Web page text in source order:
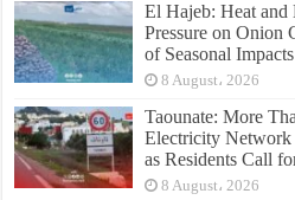
El Hajeb: Heat
Pressure on Onion
of Seasonal Impacts
8 August، 2026
Taounate: More
Electricity
as Residents Call
8 August، 2026